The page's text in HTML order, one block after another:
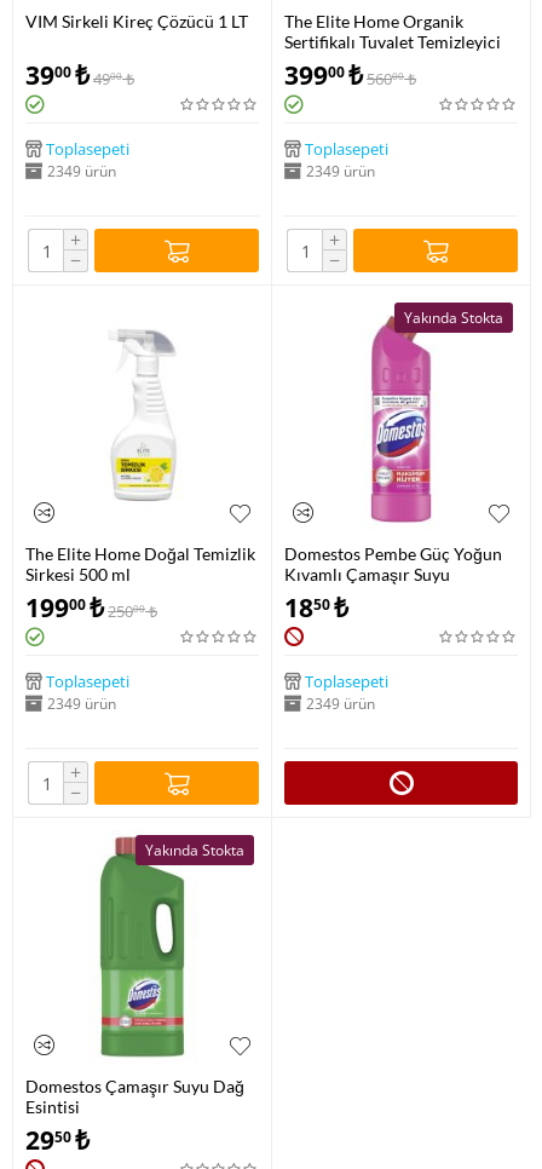
VIM Sirkeli Kireç Çözücü 1 LT
3900₺4900 ₺
Toplasepeti
2349 ürün
+
−
The Elite Home Organik
Sertifikalı Tuvalet Temizleyici
39900₺56000 ₺
Toplasepeti
2349 ürün
+
−
The Elite Home Doğal Temizlik
Sirkesi 500 ml
19900₺25000 ₺
Toplasepeti
2349 ürün
+
−
Yakında Stokta
Domestos Pembe Güç Yoğun
Kıvamlı Çamaşır Suyu
1850₺
Toplasepeti
2349 ürün
Yakında Stokta
Domestos Çamaşır Suyu Dağ
Esintisi
2950₺